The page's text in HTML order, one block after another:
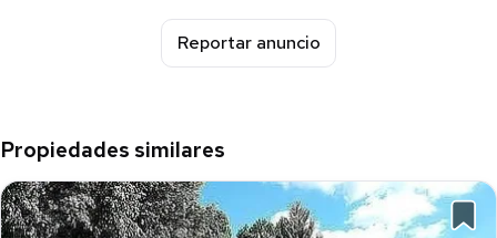
Reportar anuncio
Propiedades similares